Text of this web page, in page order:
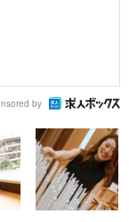
by